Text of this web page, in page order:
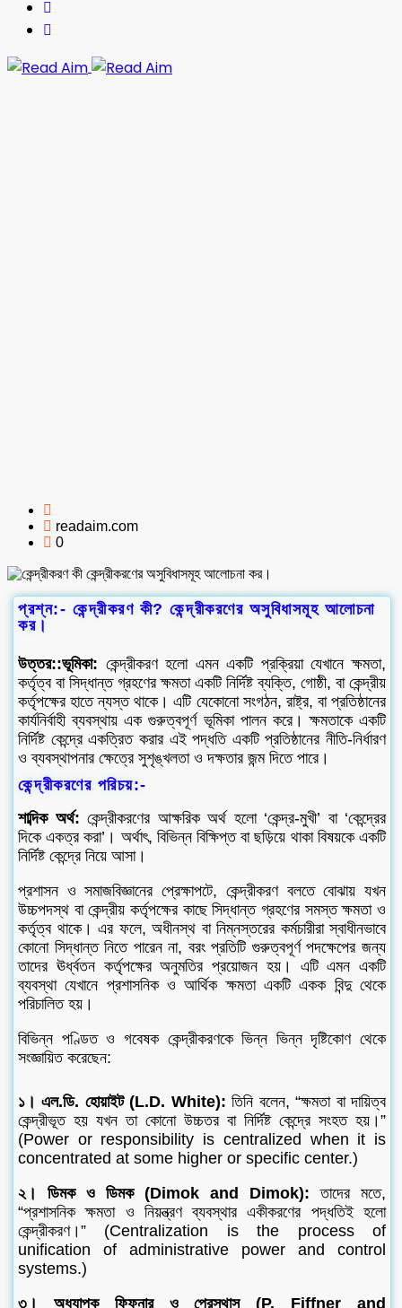
Read Aim
readaim.com
0
প্রশ্ন:- কেন্দ্রীকরণ কী? কেন্দ্রীকরণের অসুবিধাসমূহ আলোচনা
কর।
উত্তর::ভূমিকা: কেন্দ্রীকরণ হলো এমন একটি প্রক্রিয়া যেখানে ক্ষমতা,
কর্তৃত্ব বা সিদ্ধান্ত গ্রহণের ক্ষমতা একটি নির্দিষ্ট ব্যক্তি, গোষ্ঠী, বা কেন্দ্রীয়
কর্তৃপক্ষের হাতে ন্যস্ত থাকে। এটি যেকোনো সংগঠন, রাষ্ট্র, বা প্রতিষ্ঠানের
কার্যনির্বাহী ব্যবস্থায় এক গুরুত্বপূর্ণ ভূমিকা পালন করে। ক্ষমতাকে একটি
নির্দিষ্ট কেন্দ্রে একত্রিত করার এই পদ্ধতি একটি প্রতিষ্ঠানের নীতি-নির্ধারণ
ও ব্যবস্থাপনার ক্ষেত্রে সুশৃঙ্খলতা ও দক্ষতার জন্ম দিতে পারে।
কেন্দ্রীকরণের পরিচয়:-
শাব্দিক অর্থ: কেন্দ্রীকরণের আক্ষরিক অর্থ হলো ‘কেন্দ্র-মুখী’ বা ‘কেন্দ্রের
দিকে একত্র করা’। অর্থাৎ, বিভিন্ন বিক্ষিপ্ত বা ছড়িয়ে থাকা বিষয়কে একটি
নির্দিষ্ট কেন্দ্রে নিয়ে আসা।
প্রশাসন ও সমাজবিজ্ঞানের প্রেক্ষাপটে, কেন্দ্রীকরণ বলতে বোঝায় যখন
উচ্চপদস্থ বা কেন্দ্রীয় কর্তৃপক্ষের কাছে সিদ্ধান্ত গ্রহণের সমস্ত ক্ষমতা ও
কর্তৃত্ব থাকে। এর ফলে, অধীনস্থ বা নিম্নস্তরের কর্মচারীরা স্বাধীনভাবে
কোনো সিদ্ধান্ত নিতে পারেন না, বরং প্রতিটি গুরুত্বপূর্ণ পদক্ষেপের জন্য
তাদের ঊর্ধ্বতন কর্তৃপক্ষের অনুমতির প্রয়োজন হয়। এটি এমন একটি
ব্যবস্থা যেখানে প্রশাসনিক ও আর্থিক ক্ষমতা একটি একক বিন্দু থেকে
পরিচালিত হয়।
বিভিন্ন পণ্ডিত ও গবেষক কেন্দ্রীকরণকে ভিন্ন ভিন্ন দৃষ্টিকোণ থেকে
সংজ্ঞায়িত করেছেন:
১। এল.ডি. হোয়াইট (L.D. White): তিনি বলেন, “ক্ষমতা বা দায়িত্ব
কেন্দ্রীভূত হয় যখন তা কোনো উচ্চতর বা নির্দিষ্ট কেন্দ্রে সংহত হয়।”
(Power or responsibility is centralized when it is
concentrated at some higher or specific center.)
২। ডিমক ও ডিমক (Dimok and Dimok): তাদের মতে,
“প্রশাসনিক ক্ষমতা ও নিয়ন্ত্রণ ব্যবস্থার একীকরণের পদ্ধতিই হলো
কেন্দ্রীকরণ।” (Centralization is the process of
unification of administrative power and control
systems.)
৩। অধ্যাপক ফিফনার ও প্রেসথাস (P. Fiffner and